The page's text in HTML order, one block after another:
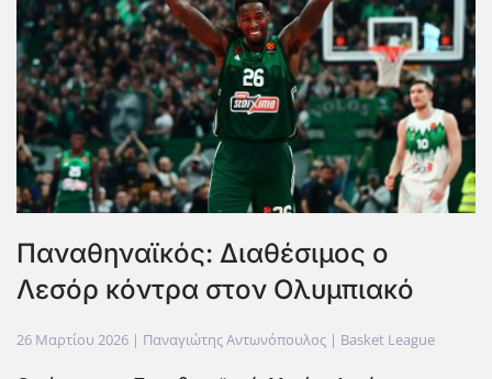
Παναθηναϊκός: Διαθέσιμος ο
Λεσόρ κόντρα στον Ολυμπιακό
26 Μαρτίου 2026 | Παναγιώτης Αντωνόπουλος | Basket League